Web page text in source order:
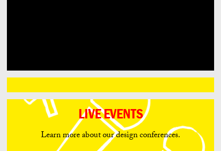
LIVE EVENTS
Learn more about our design conferences.